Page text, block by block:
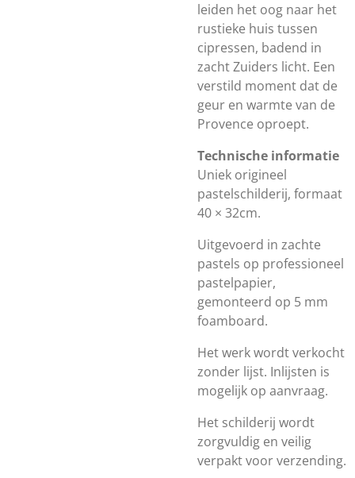
leiden het oog naar het
rustieke huis tussen
cipressen, badend in
zacht Zuiders licht. Een
verstild moment dat de
geur en warmte van de
Provence oproept.
Technische informatie
Uniek origineel
pastelschilderij, formaat
40 × 32cm.
Uitgevoerd in zachte
pastels op professioneel
pastelpapier,
gemonteerd op 5 mm
foamboard.
Het werk wordt verkocht
zonder lijst. Inlijsten is
mogelijk op aanvraag.
Het schilderij wordt
zorgvuldig en veilig
verpakt voor verzending.